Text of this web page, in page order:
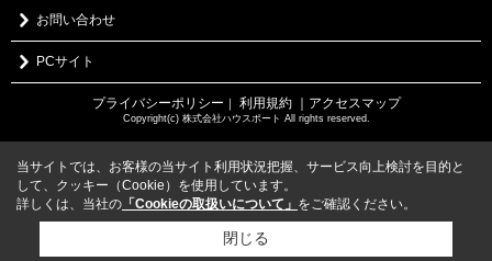
お問い合わせ
PCサイト
プライバシーポリシー ｜ 利用規約 ｜アクセスマップ
Copyright(c) 株式会社ハウスポート All rights reserved.
当サイトでは、お客様の当サイト利用状況把握、サービス向上検討を目的と
して、クッキー（Cookie）を使用しています。
詳しくは、当社の 「Cookieの取扱いについて」 をご確認ください。
閉じる